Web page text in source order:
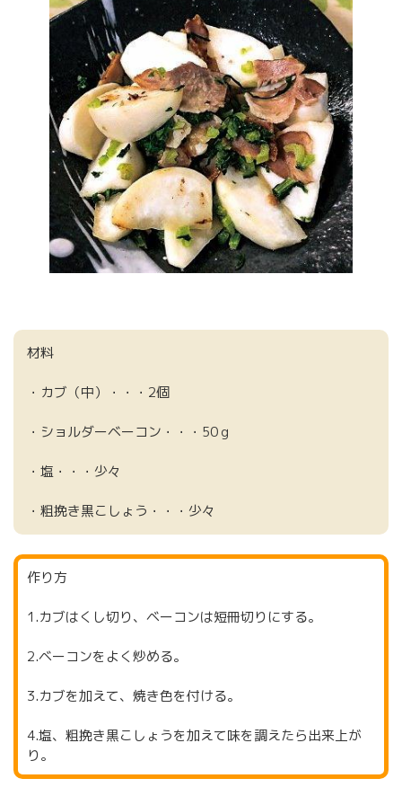
材料
・カブ（中）・・・2個
・ショルダーベーコン・・・50ｇ
・塩・・・少々
・粗挽き黒こしょう・・・少々
作り方
1.カブはくし切り、ベーコンは短冊切りにする。
2.ベーコンをよく炒める。
3.カブを加えて、焼き色を付ける。
4.塩、粗挽き黒こしょうを加えて味を調えたら出来上が
り。